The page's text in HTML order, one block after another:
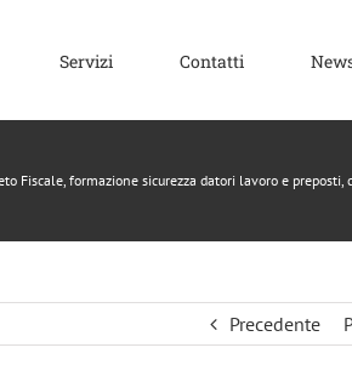
Servizi Contatti
Fiscale, formazione sicurezza datori lavoro e
Precedente